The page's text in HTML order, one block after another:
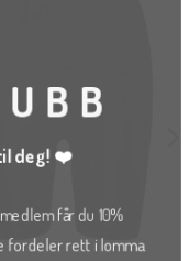
deg! ❤️
får du 10%
fordeler rett i lomma.